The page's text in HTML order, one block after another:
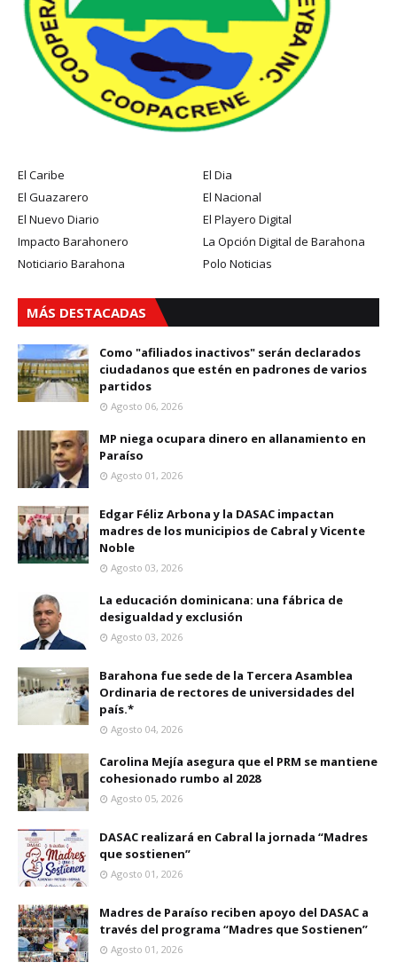
El Caribe
El Dia
El Guazarero
El Nacional
El Nuevo Diario
El Playero Digital
Impacto Barahonero
La Opción Digital de Barahona
Noticiario Barahona
Polo Noticias
MÁS DESTACADAS
Como "afiliados inactivos" serán declarados
ciudadanos que estén en padrones de varios
partidos
Agosto 06, 2026
MP niega ocupara dinero en allanamiento en
Paraíso
Agosto 01, 2026
Edgar Féliz Arbona y la DASAC impactan
madres de los municipios de Cabral y Vicente
Noble
Agosto 03, 2026
La educación dominicana: una fábrica de
desigualdad y exclusión
Agosto 03, 2026
Barahona fue sede de la Tercera Asamblea
Ordinaria de rectores de universidades del
país.*
Agosto 04, 2026
Carolina Mejía asegura que el PRM se mantiene
cohesionado rumbo al 2028
Agosto 05, 2026
DASAC realizará en Cabral la jornada “Madres
que sostienen”
Agosto 01, 2026
Madres de Paraíso reciben apoyo del DASAC a
través del programa “Madres que Sostienen”
Agosto 01, 2026